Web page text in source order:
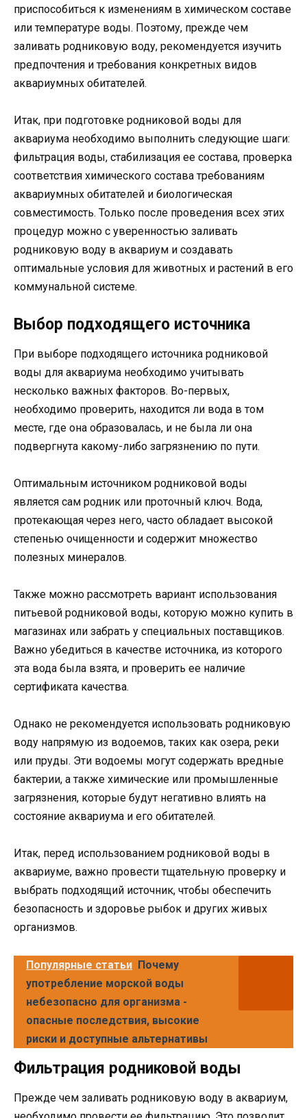
приспособиться к изменениям в химическом составе
или температуре воды. Поэтому, прежде чем
заливать родниковую воду, рекомендуется изучить
предпочтения и требования конкретных видов
аквариумных обитателей.
Итак, при подготовке родниковой воды для
аквариума необходимо выполнить следующие шаги:
фильтрация воды, стабилизация ее состава, проверка
соответствия химического состава требованиям
аквариумных обитателей и биологическая
совместимость. Только после проведения всех этих
процедур можно с уверенностью заливать
родниковую воду в аквариум и создавать
оптимальные условия для животных и растений в его
коммунальной системе.
Выбор подходящего источника
При выборе подходящего источника родниковой
воды для аквариума необходимо учитывать
несколько важных факторов. Во-первых,
необходимо проверить, находится ли вода в том
месте, где она образовалась, и не была ли она
подвергнута какому-либо загрязнению по пути.
Оптимальным источником родниковой воды
является сам родник или проточный ключ. Вода,
протекающая через него, часто обладает высокой
степенью очищенности и содержит множество
полезных минералов.
Также можно рассмотреть вариант использования
питьевой родниковой воды, которую можно купить в
магазинах или забрать у специальных поставщиков.
Важно убедиться в качестве источника, из которого
эта вода была взята, и проверить ее наличие
сертификата качества.
Однако не рекомендуется использовать родниковую
воду напрямую из водоемов, таких как озера, реки
или пруды. Эти водоемы могут содержать вредные
бактерии, а также химические или промышленные
загрязнения, которые будут негативно влиять на
состояние аквариума и его обитателей.
Итак, перед использованием родниковой воды в
аквариуме, важно провести тщательную проверку и
выбрать подходящий источник, чтобы обеспечить
безопасность и здоровье рыбок и других живых
организмов.
Популярные статьи Почему
употребление морской воды
небезопасно для организма -
опасные последствия, высокие
риски и доступные альтернативы
Фильтрация родниковой воды
Прежде чем заливать родниковую воду в аквариум,